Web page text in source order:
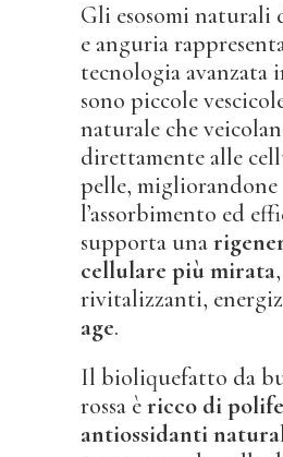
Gli esosomi naturali
e anguria
tecnologia avanzata
sono piccole
naturale che
direttamente alle
pelle, migliorandone
l’assorbimento ed
supporta una
cellulare più mirata
rivitalizzanti,
age.
Il bioliquefatto da
rossa èricco di
antiossidanti